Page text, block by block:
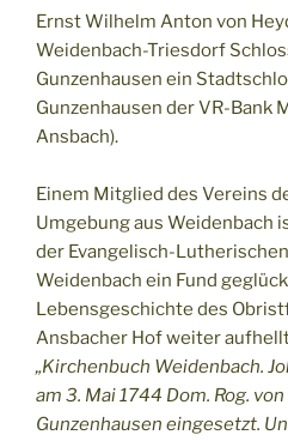
Ernst Wilhelm Anton von
Weidenbach-Triesdorf
Gunzenhausen ein
Gunzenhausen der VR-Bank
Ansbach).
Einem Mitglied des Vereins
Umgebung aus Weidenbach
der Evangelisch-
Weidenbach ein Fund
Lebensgeschichte des
Ansbacher Hof weiter
„Kirchenbuch Weidenbach.
am 3. Mai 1744 Dom. Rog.
Gunzenhausen eingesetzt.